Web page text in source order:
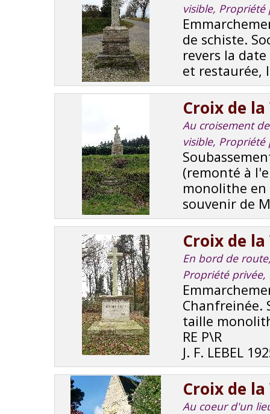
visible,
de schiste.
revers la
et restaurée,
Croix de
Au croisement
visible,
(remonté à
monolithe en
souvenir de
Croix de
En bord de
Propriété privée,
Chanfreinée.
taille
RE P\R
J. F. LEBEL
Croix de
Au coeur d'un